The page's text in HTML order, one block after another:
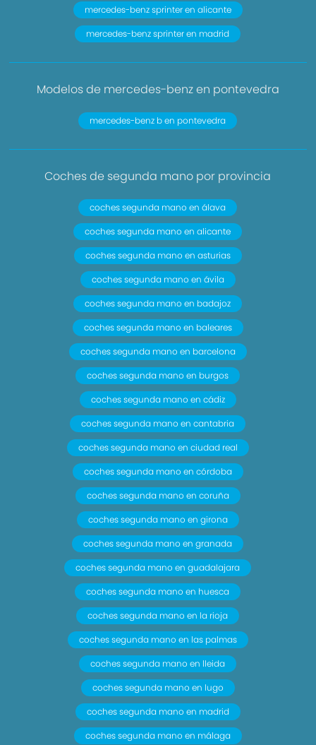
mercedes-benz sprinter en alicante
mercedes-benz sprinter en madrid
Modelos de mercedes-benz en pontevedra
mercedes-benz b en pontevedra
Coches de segunda mano por provincia
coches segunda mano en álava
coches segunda mano en alicante
coches segunda mano en asturias
coches segunda mano en ávila
coches segunda mano en badajoz
coches segunda mano en baleares
coches segunda mano en barcelona
coches segunda mano en burgos
coches segunda mano en cádiz
coches segunda mano en cantabria
coches segunda mano en ciudad real
coches segunda mano en córdoba
coches segunda mano en coruña
coches segunda mano en girona
coches segunda mano en granada
coches segunda mano en guadalajara
coches segunda mano en huesca
coches segunda mano en la rioja
coches segunda mano en las palmas
coches segunda mano en lleida
coches segunda mano en lugo
coches segunda mano en madrid
coches segunda mano en málaga